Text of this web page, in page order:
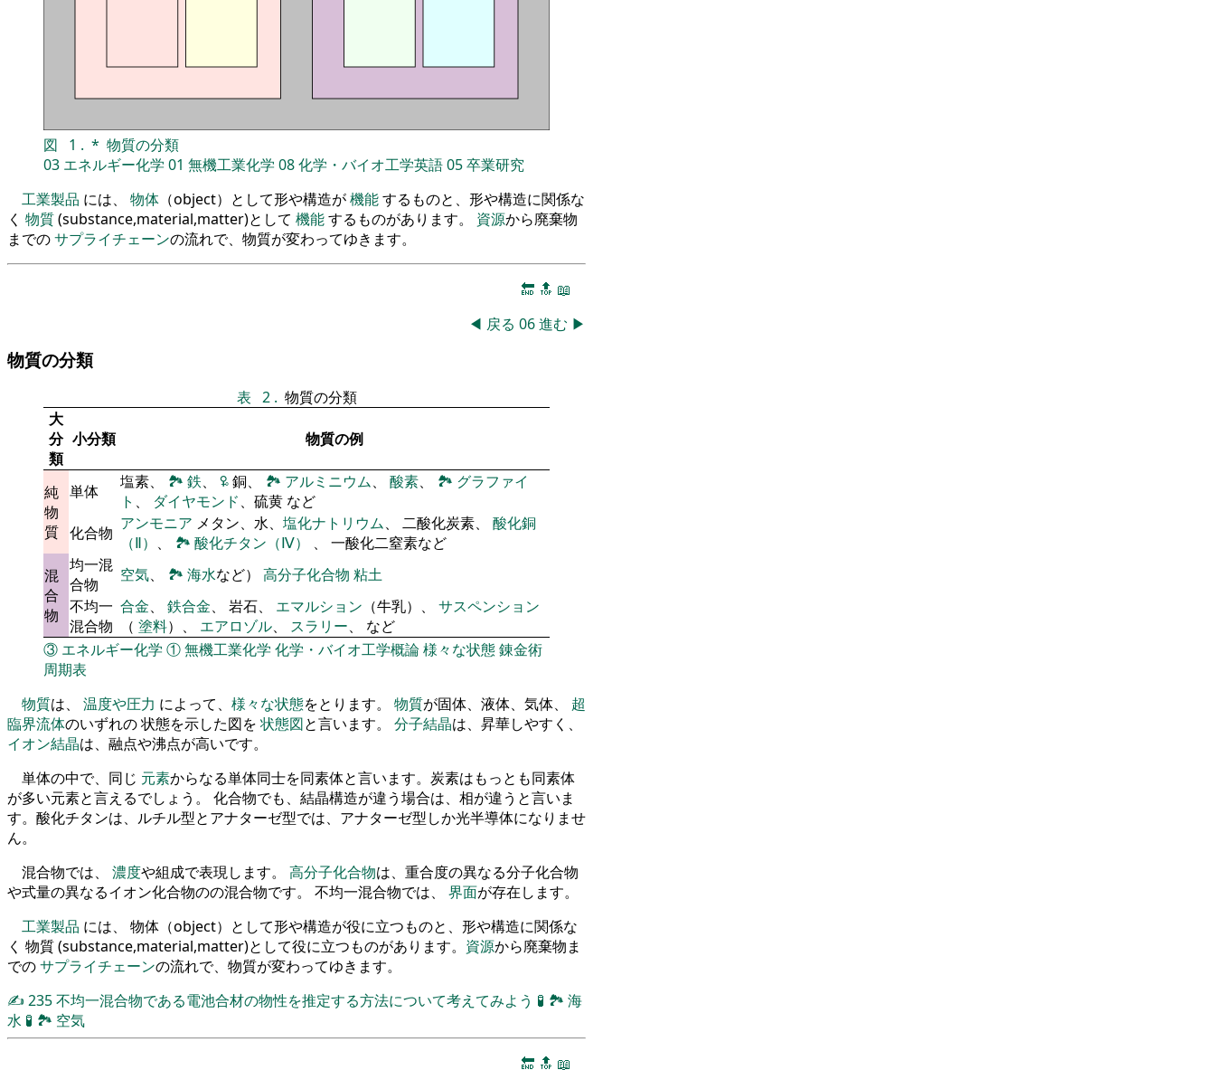
図 1 . * 物質の分類
03 エネルギー化学 01 無機工業化学 08化学・バイオ工学英語05卒業研究
工業製品 には、 物体 （object）として形や構造が機能するものと、形や構造に関係な
く 物質(substance,material,matter)として 機能するものがあります。 資源から廃棄物
までのサプライチェーンの流れで、物質が変わってゆきます。
🔚 🔝 📖
◀ 戻る 06進む ▶
物質の分類
表 2 . 物質の分類
大
分
類
小分類 物質の例
純
物
質
単体 塩素、 🏞 鉄、 🜠銅、 🏞 アルミニウム、 酸素、 🏞 グラファイ
ト 、 ダイヤモンド、硫黄 など
化合物 アンモニア メタン、水、 塩化ナトリウム、 二酸化炭素、 酸化銅
（Ⅱ） 、 🏞 酸化チタン（Ⅳ） 、 一酸化二窒素など
混
合
物
均一混
合物
空気、 🏞 海水など） 高分子化合物 粘土
不均一
混合物
合金、 鉄合金、 岩石、 エマルション （牛乳）、 サスペンション
（ 塗料）、 エアロゾル、 スラリー、 など
③ エネルギー化学 ①無機工業化学 化学・バイオ工学概論様々な状態錬金術
周期表
物質は、 温度や圧力 によって、 様々な状態をとります。 物質が固体、液体、気体、 超
臨界流体のいずれの 状態を示した図を 状態図と言います。 分子結晶は、昇華しやすく、
イオン結晶は、融点や沸点が高いです。
単体の中で、同じ 元素からなる単体同士を同素体と言います。炭素はもっとも同素体
が多い元素と言えるでしょう。 化合物でも、結晶構造が違う場合は、相が違うと言いま
す。酸化チタンは、ルチル型とアナターゼ型では、アナターゼ型しか光半導体になりませ
ん。
混合物では、 濃度や組成で表現します。 高分子化合物は、重合度の異なる分子化合物
や式量の異なるイオン化合物のの混合物です。 不均一混合物では、 界面が存在します。
工業製品 には、 物体（object）として形や構造が役に立つものと、形や構造に関係な
く 物質 (substance,material,matter)として役に立つものがあります。 資源から廃棄物ま
でのサプライチェーンの流れで、物質が変わってゆきます。
✍ 235不均一混合物である電池合材の物性を推定する方法について考えてみよう 🧪 🏞 海
水 🧪 🏞 空気
🔚 🔝 📖